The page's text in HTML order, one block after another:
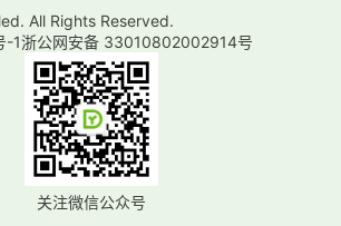
All Rights Reserved.
-1浙公网安备 33010802002914号
关注微信公众号